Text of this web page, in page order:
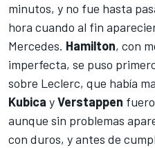
minutos, y no fue hasta
hora cuando al fin
Mercedes. Hamilton, con
imperfecta, se puso
sobre Leclerc, que había
Kubica yVerstappen
aunque sin problemas
con duros, y antes de